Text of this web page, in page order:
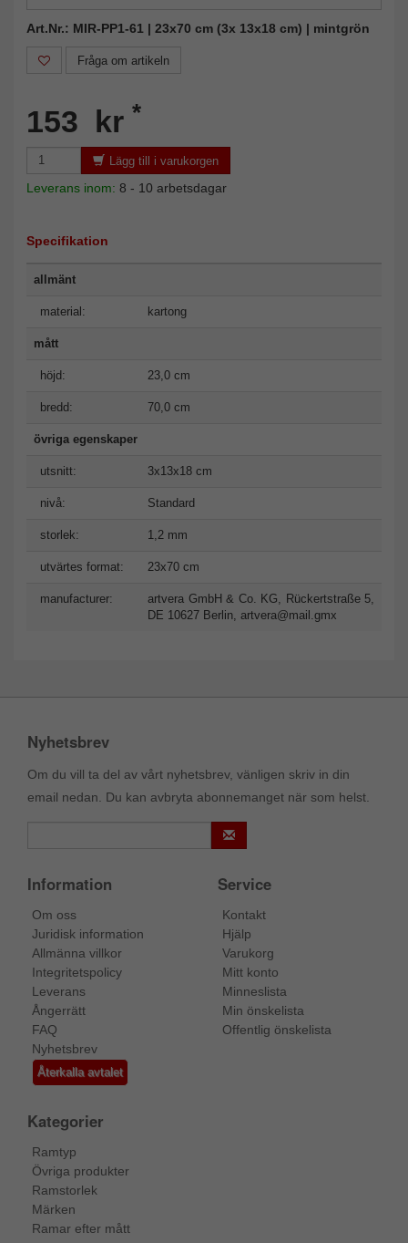
Art.Nr.: MIR-PP1-61 | 23x70 cm (3x 13x18 cm) | mintgrön
Fråga om artikeln
153 kr *
Lägg till i varukorgen
Leverans inom: 8 - 10 arbetsdagar
Specifikation
allmänt
material: kartong
mått
höjd: 23,0 cm
bredd: 70,0 cm
övriga egenskaper
utsnitt: 3x13x18 cm
nivå: Standard
storlek: 1,2 mm
utvärtes format: 23x70 cm
manufacturer:
artvera GmbH & Co. KG, Rückertstraße 5,
DE 10627 Berlin, artvera@mail.gmx
Nyhetsbrev
Om du vill ta del av vårt nyhetsbrev, vänligen skriv in din
email nedan. Du kan avbryta abonnemanget när som helst.
Information
Om oss
Juridisk information
Allmänna villkor
Integritetspolicy
Leverans
Ångerrätt
FAQ
Nyhetsbrev
Återkalla avtalet
Service
Kontakt
Hjälp
Varukorg
Mitt konto
Minneslista
Min önskelista
Offentlig önskelista
Kategorier
Ramtyp
Övriga produkter
Ramstorlek
Märken
Ramar efter mått